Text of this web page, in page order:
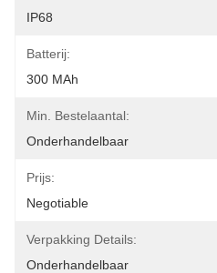
IP68
Batterij:
300 MAh
Min. Bestelaantal:
Onderhandelbaar
Prijs:
Negotiable
Verpakking Details:
Onderhandelbaar